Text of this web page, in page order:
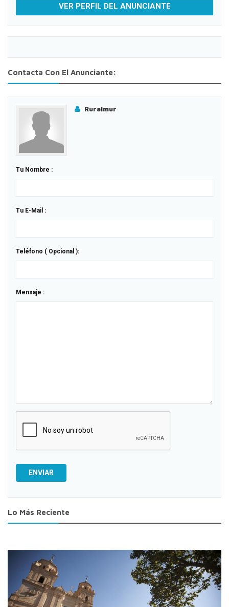
VER PERFIL DEL ANUNCIANTE
Contacta Con El Anunciante:
Ruralmur
Tu Nombre :
Tu E-Mail :
Teléfono ( Opcional ):
Mensaje :
ENVIAR
Lo Más Reciente